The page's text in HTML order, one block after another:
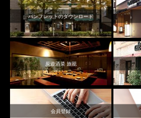
パンフレットのダウンロード
炭遊酒菜 旅籠
会員登録